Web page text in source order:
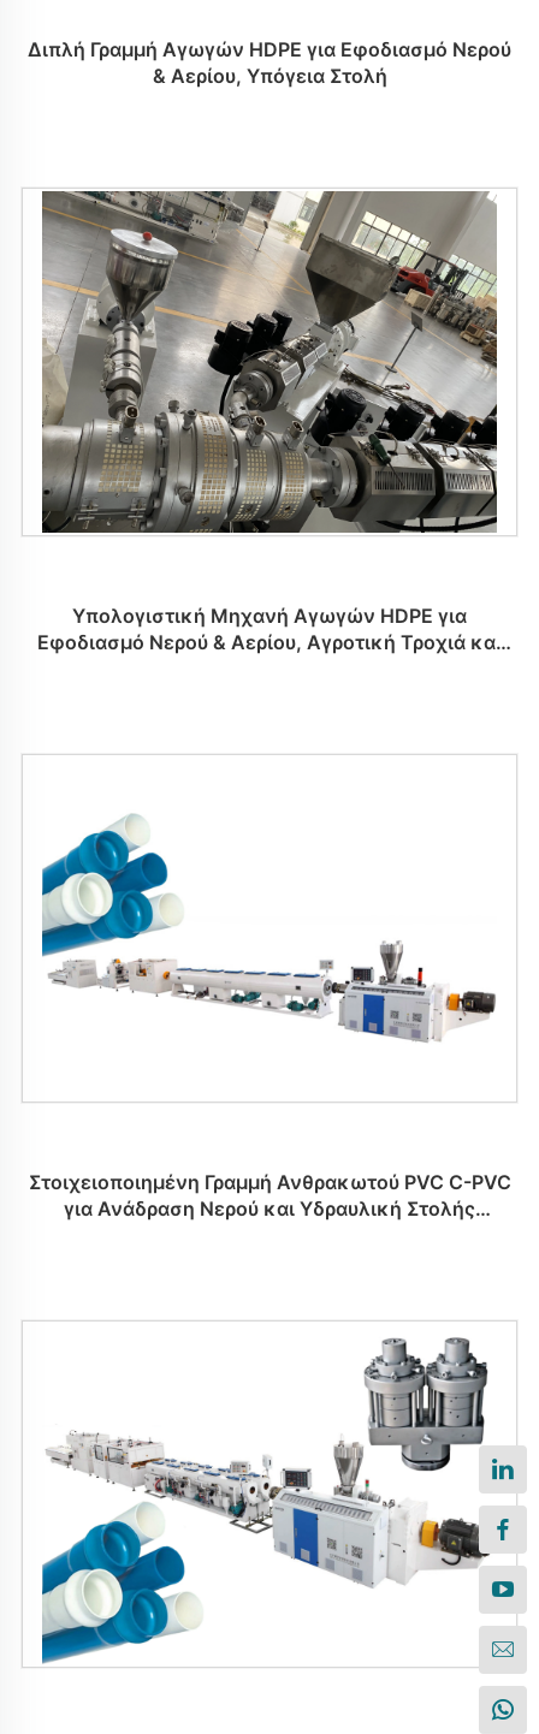
Διπλή Γραμμή Αγωγών HDPE για Εφοδιασμό Νερού
& Αερίου, Υπόγεια Στολή
Υπολογιστική Μηχανή Αγωγών HDPE για
Εφοδιασμό Νερού & Αερίου, Αγροτική Τροχιά και
Στοιχειοποιημένη Γραμμή Ανθρακωτού PVC C-PVC
για Ανάδραση Νερού και Υδραυλική Στολής